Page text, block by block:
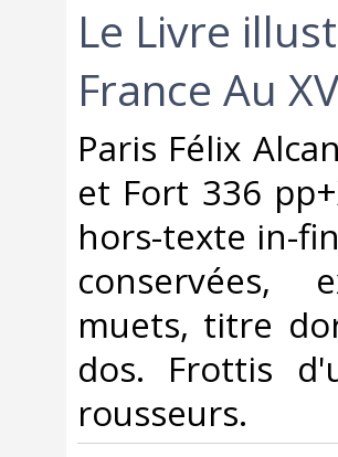
‎Le Livre
France Au
‎Paris Félix
et Fort 336
hors-texte in-
conservées,
muets, titre
dos. Frottis
rousseurs.‎